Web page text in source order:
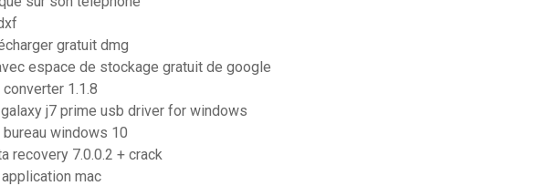
gratuit dmg
espace de stockage gratuit de google
1.1.8
j7 prime usb driver for windows
windows 10
recovery 7.0.0.2 + crack
mac